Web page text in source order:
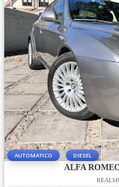
AUTOMATICO DIESEL
ALFA